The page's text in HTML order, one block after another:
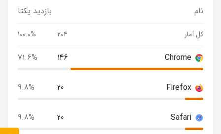
نام بازدید یکتا
کل آمار 204
100.0%
Chrome
146
71.6%
Firefox
20
9.8%
Safari
20
9.8%